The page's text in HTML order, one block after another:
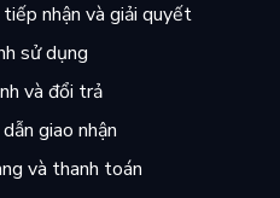
tiếp nhận và giải quyết
sử dụng
và đổi trả
giao nhận
và thanh toán